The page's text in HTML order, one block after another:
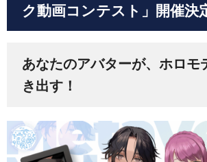
ク動画コンテスト」開催決
あなたのアバターが、ホロモ
き出す！